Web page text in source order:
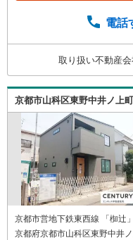
理由 1.お金の扱
却専門チームあ
め、最も低金利に
し後に必要にな
プランナーがご
に迅速にサポート
電話
取り扱い不動産
京都市山科区東野中井ノ上町
京都市営地下鉄東西線 「椥辻
京都府京都市山科区東野中井